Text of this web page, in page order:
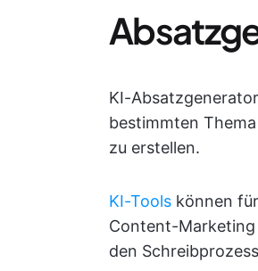
KI-
bestimmten
zu erstellen.
KI-Tools können
Content-Marketing
den